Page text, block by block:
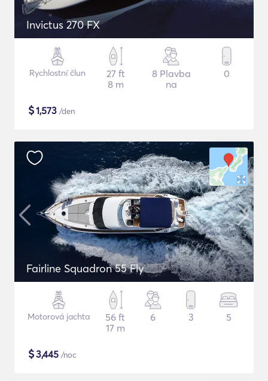
Invictus 270 FX
Rychlostní člun
27 ft
8 m
8 Plavba
na
0
$1,573 /den
Fairline Squadron 55 Fly
Motorová jachta
56 ft
17 m
6 3 5
$3,445 /noc